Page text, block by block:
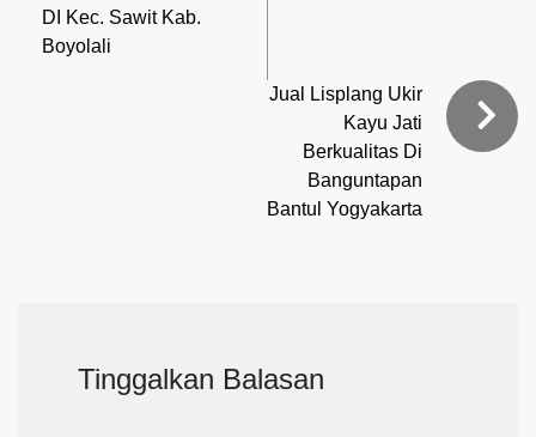
DI Kec. Sawit Kab.
Boyolali
Jual Lisplang Ukir
Kayu Jati
Berkualitas Di
Banguntapan
Bantul Yogyakarta
Tinggalkan Balasan